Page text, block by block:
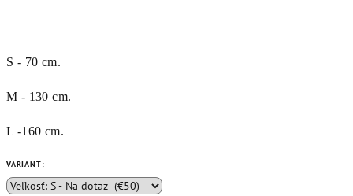
S - 70 cm.
M - 130 cm.
L -160 cm.
VARIANT: